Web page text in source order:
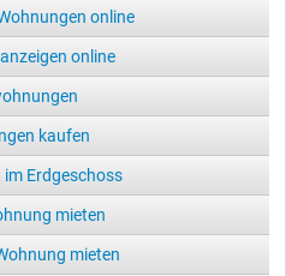
online
online
kaufen
Erdgeschoss
mieten
mieten